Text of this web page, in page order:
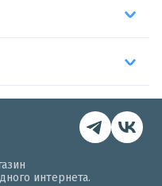
интернета.